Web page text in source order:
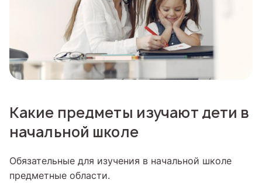
Какие предметы изучают дети в
начальной школе
Обязательные для изучения в начальной школе
предметные области.